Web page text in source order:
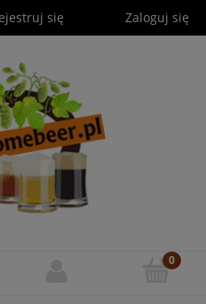
się Zaloguj się